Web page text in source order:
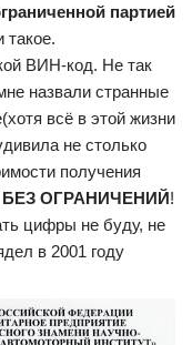
партией
такое.
ВИН-код. Не так
назвали странные
всё в этой жизни
не столько
получения
ОГРАНИЧЕНИЙ!
цифры не буду, не
в 2001 году